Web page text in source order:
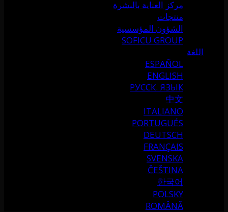
مركز العناية بالبشرة
منتجات
الشؤون المؤسسية
SOFICU GROUP
اللغة
ESPAÑOL
ENGLISH
РУССК. ЯЗЫК
中文
ITALIANO
PORTUGUÉS
DEUTSCH
FRANÇAIS
SVENSKA
ČEŠTINA
한국어
POLSKY
ROMÂNĂ